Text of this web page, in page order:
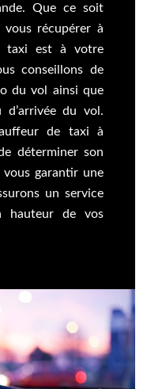
Que ce soit
récupérer à
taxi est à votre
conseillons de
du vol ainsi que
d’arrivée du vol.
de taxi à
déterminer son
garantir une
un service
de vos